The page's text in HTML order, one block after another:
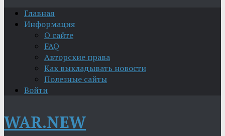
Главная
Информация
О сайте
FAQ
Авторские права
Как выкладывать новости
Полезные сайты
Войти
WAR.NEW